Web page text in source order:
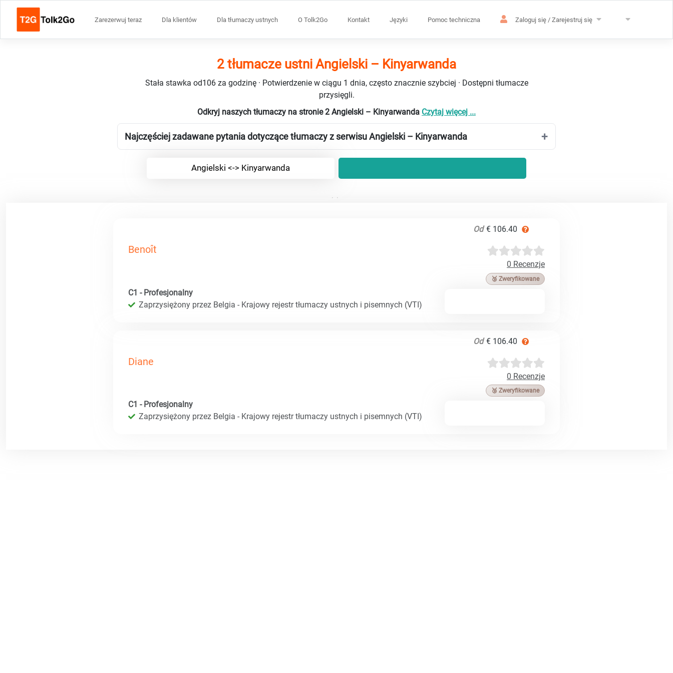
Zarezerwuj teraz Dla klientów Dla tłumaczy ustnych O Tolk2Go Kontakt Języki Pomoc techniczna Zaloguj się / Zarejestruj się
2 tłumacze ustni Angielski – Kinyarwanda
Stała stawka od106 za godzinę · Potwierdzenie w ciągu 1 dnia, często znacznie szybciej · Dostępni tłumacze
przysięgli.
Odkryj naszych tłumaczy na stronie 2 Angielski – Kinyarwanda Czytaj więcej ...
Najczęściej zadawane pytania dotyczące tłumaczy z serwisu Angielski – Kinyarwanda
Angielski <-> Kinyarwanda
Od€ 106.40
Benoît
0 Recenzje
🥉 Zweryfikowane
C1 - Profesjonalny
Zaprzysiężony przez Belgia - Krajowy rejestr tłumaczy ustnych i pisemnych (VTI)
Od€ 106.40
Diane
0 Recenzje
🥉 Zweryfikowane
C1 - Profesjonalny
Zaprzysiężony przez Belgia - Krajowy rejestr tłumaczy ustnych i pisemnych (VTI)